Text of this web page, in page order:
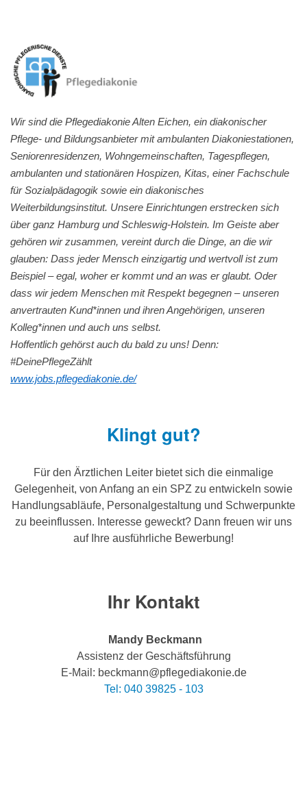
Wir sind die Pflegediakonie Alten Eichen, ein diakonischer
Pflege- und Bildungsanbieter mit ambulanten Diakoniestationen,
Seniorenresidenzen, Wohngemeinschaften, Tagespflegen,
ambulanten und stationären Hospizen, Kitas, einer Fachschule
für Sozialpädagogik sowie ein diakonisches
Weiterbildungsinstitut. Unsere Einrichtungen erstrecken sich
über ganz Hamburg und Schleswig-Holstein. Im Geiste aber
gehören wir zusammen, vereint durch die Dinge, an die wir
glauben: Dass jeder Mensch einzigartig und wertvoll ist zum
Beispiel – egal, woher er kommt und an was er glaubt. Oder
dass wir jedem Menschen mit Respekt begegnen – unseren
anvertrauten Kund*innen und ihren Angehörigen, unseren
Kolleg*innen und auch uns selbst.
Hoffentlich gehörst auch du bald zu uns! Denn:
#DeinePflegeZählt
www.jobs.pflegediakonie.de/
Klingt gut?
Für den Ärztlichen Leiter bietet sich die einmalige
Gelegenheit, von Anfang an ein SPZ zu entwickeln sowie
Handlungsabläufe, Personalgestaltung und Schwerpunkte
zu beeinflussen. Interesse geweckt? Dann freuen wir uns
auf Ihre ausführliche Bewerbung!
Ihr Kontakt
Mandy Beckmann
Assistenz der Geschäftsführung
E-Mail: beckmann@pflegediakonie.de
Tel: 040 39825 - 103